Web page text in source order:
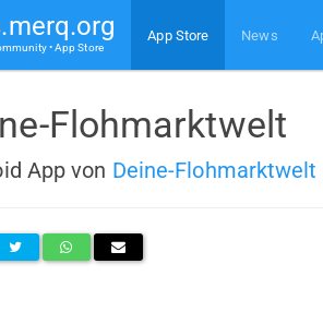
• App Store
App Store News
Flohmarktwelt
App von Deine-Flohmarktwelt